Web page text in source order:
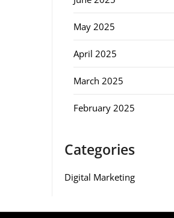
May 2025
April 2025
March 2025
February 2025
Categories
Digital Marketing